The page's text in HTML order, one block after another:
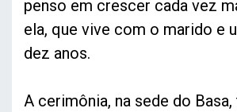
penso em crescer cada vez
ela, que vive com o marido e
dez anos.
A cerimônia, na sede do